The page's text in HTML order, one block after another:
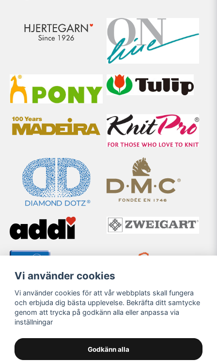
Vi använder cookies
Vi använder cookies för att vår webbplats skall fungera
och erbjuda dig bästa upplevelse. Bekräfta ditt samtycke
genom att trycka på godkänn alla eller anpassa via
inställningar
Godkänn alla